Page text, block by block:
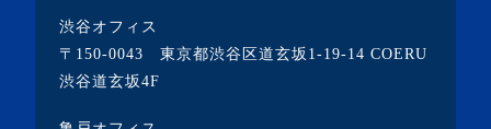
・2021年8月(6記事)
・2021年7月(3記事)
渋谷オフィス
〒150-0043 東京都渋谷区道玄坂1-19-14 COERU
渋谷道玄坂4F